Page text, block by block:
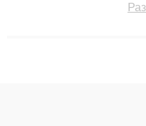
технику с сохранением